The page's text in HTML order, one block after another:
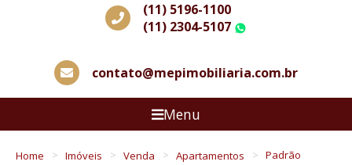
(11) 5196-1100
(11) 2304-5107
contato@mepimobiliaria.com.br
Menu
Home Imóveis Venda Apartamentos Padrão